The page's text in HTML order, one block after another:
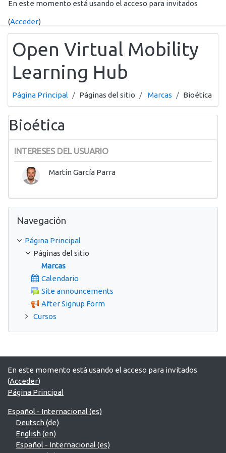
Salta al contenido principal
En este momento está usando el acceso para invitados
(Acceder)
Open Virtual Mobility
Learning Hub
Página Principal Páginas del sitio Marcas Bioética
Bioética
INTERESES DEL USUARIO
Martín García Parra
Navegación
Página Principal
Páginas del sitio
Marcas
Calendario
Site announcements
After Signup Form
Cursos
En este momento está usando el acceso para invitados
(Acceder)
Página Principal
Español - Internacional ‎(es)‎
Deutsch ‎(de)‎
English ‎(en)‎
Español - Internacional ‎(es)‎